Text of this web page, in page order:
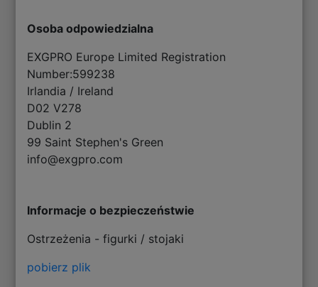
Osoba odpowiedzialna
EXGPRO Europe Limited Registration
Number:599238
Irlandia / Ireland
D02 V278
Dublin 2
99 Saint Stephen's Green
info@exgpro.com
Informacje o bezpieczeństwie
Ostrzeżenia - figurki / stojaki
pobierz plik